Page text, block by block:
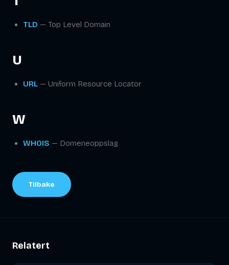
TLD — Top Level Domain
U
URL— Uniform Resource Locator
W
WHOIS — Domeneoppslag
Tilbake
Relatert